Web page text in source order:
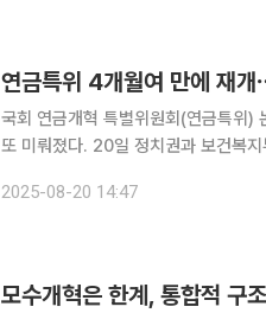
연금특위 4개월여 만에 재
국회 연금개혁 특별위원회(연금특위)
또 미뤄졌다. 20일 정치권과 보건복지부 등에 따르면, 연금특위는 21일 제3차 전체회의를 연다. 애
서 특위는 민간자문위원회 구성에 관
2025-08-20 14:47
모수개혁은 한계, 통합적 구